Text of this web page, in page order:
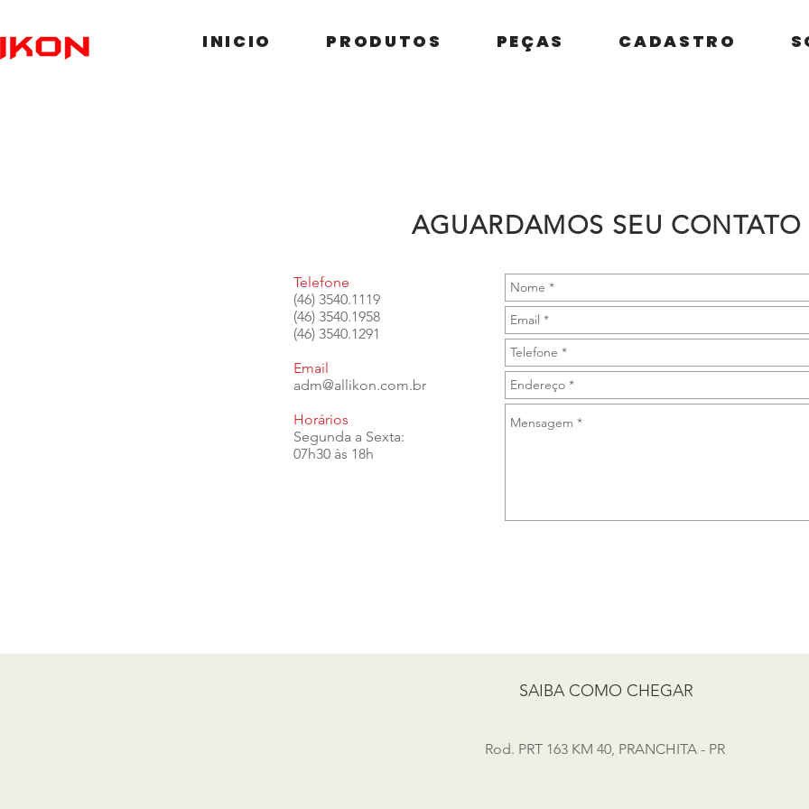
INICIO PRODUTOS PEÇAS CADASTRO
AGUARDAMOS SEU CONTATO
Telefone
(46) 3540.1119
(46) 3540.1958
(46) 3540.1291
Email
adm@allikon.com.br
Horários
Segunda a Sexta:
07h30 às 18h
SAIBA COMO CHEGAR
Rod. PRT 163 KM 40, PRANCHITA - PR